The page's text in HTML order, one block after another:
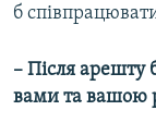
б
– Після арешту
вами та вашою